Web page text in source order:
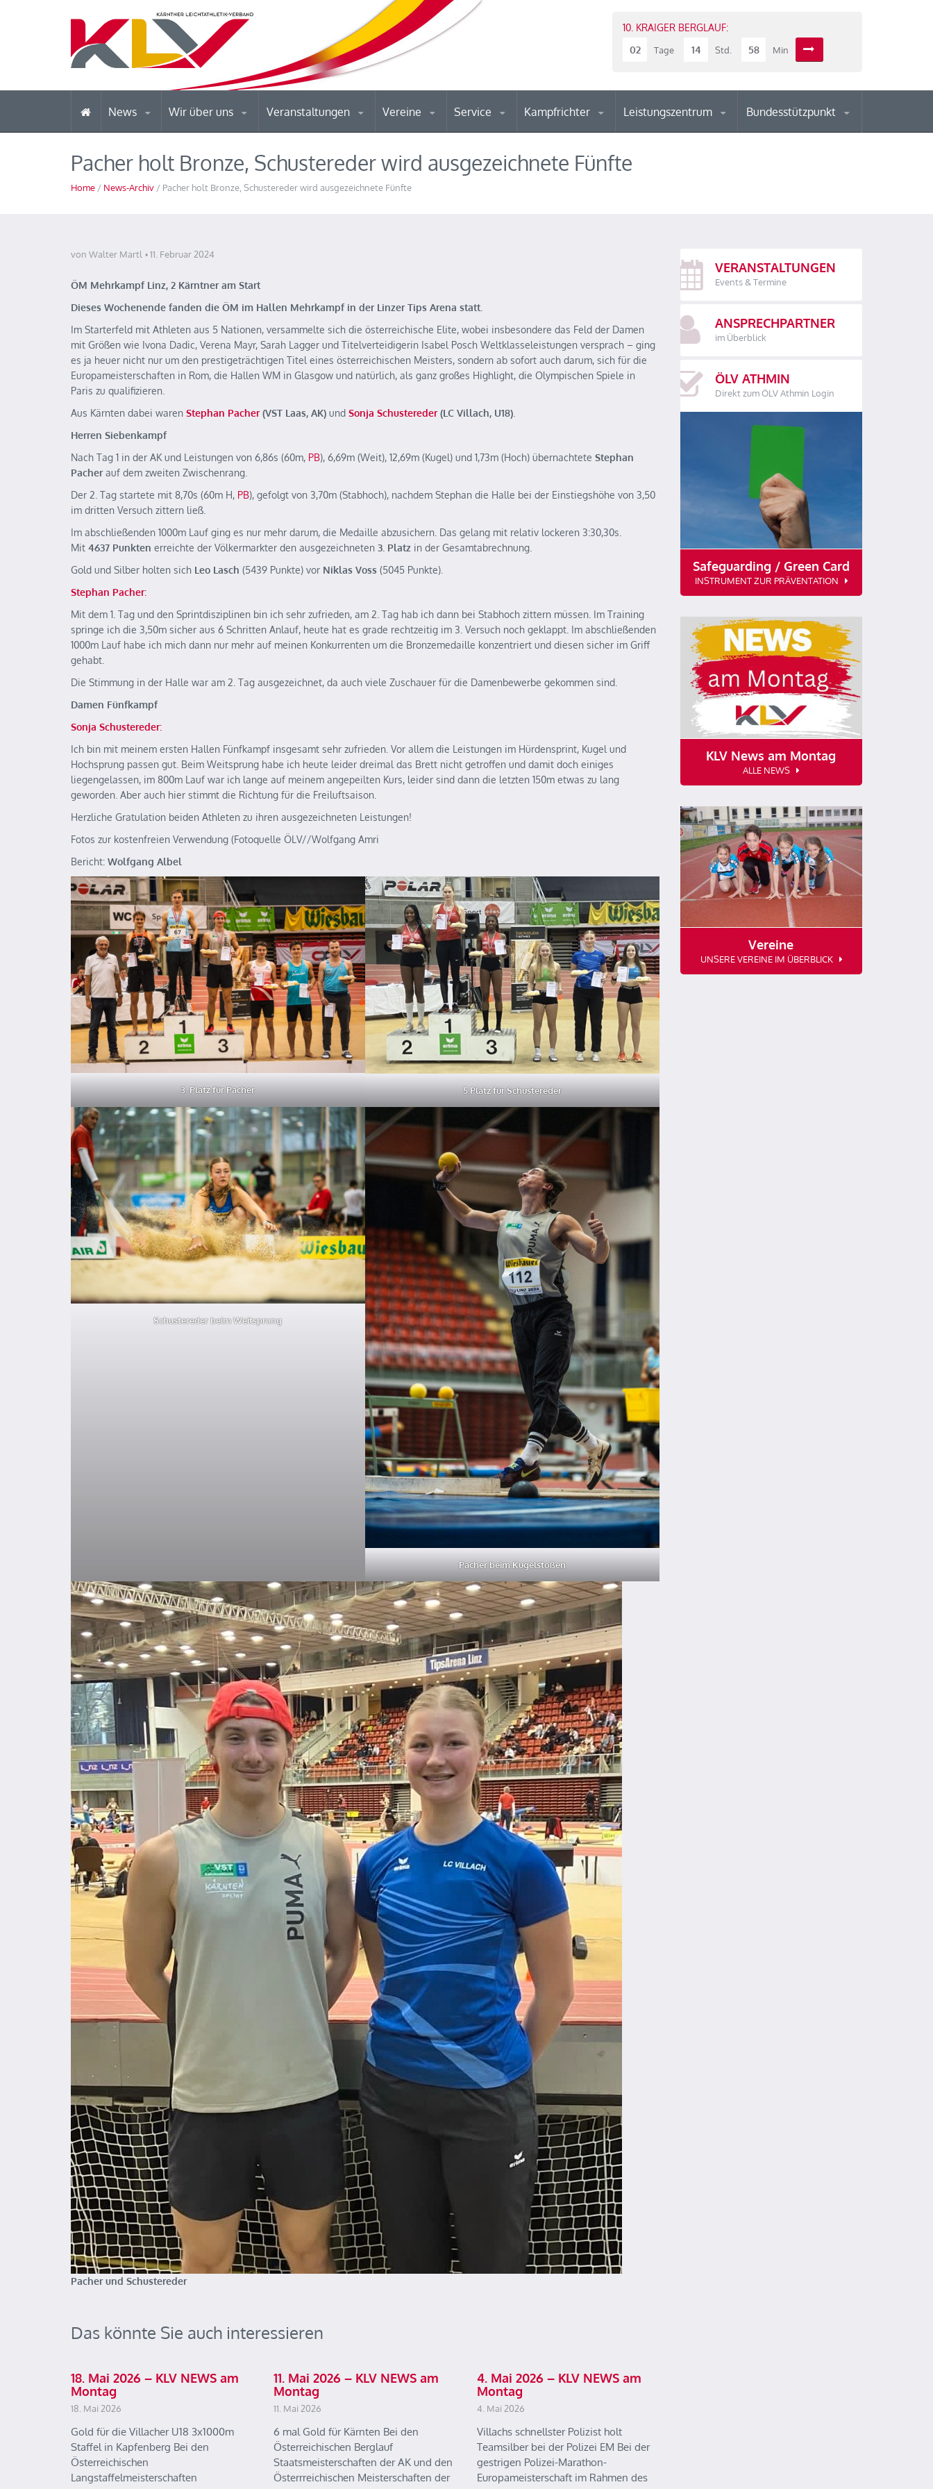
10. KRAIGER BERGLAUF:
02
Tage 14 Std. 58 Min
News Wir über uns Veranstaltungen Vereine Service Kampfrichter Leistungszentrum Bundesstützpunkt
Pacher holt Bronze, Schustereder wird ausgezeichnete Fünfte
Home / News-Archiv / Pacher holt Bronze, Schustereder wird ausgezeichnete Fünfte
von Walter Martl 11. Februar 2024
ÖM Mehrkampf Linz, 2 Kärntner am Start
Dieses Wochenende fanden die ÖM im Hallen Mehrkampf in der Linzer Tips Arena statt.
Im Starterfeld mit Athleten aus 5 Nationen, versammelte sich die österreichische Elite, wobei insbesondere das Feld der Damen
mit Größen wie Ivona Dadic, Verena Mayr, Sarah Lagger und Titelverteidigerin Isabel Posch Weltklasseleistungen versprach – ging
es ja heuer nicht nur um den prestigeträchtigen Titel eines österreichischen Meisters, sondern ab sofort auch darum, sich für die
Europameisterschaften in Rom, die Hallen WM in Glasgow und natürlich, als ganz großes Highlight, die Olympischen Spiele in
Paris zu qualifizieren.
Aus Kärnten dabei waren Stephan Pacher(VST Laas, AK) und Sonja Schustereder(LC Villach, U18)
Herren Siebenkampf
Nach Tag 1 in der AK und Leistungen von 6,86s (60m, PB), 6,69m (Weit), 12,69m (Kugel) und 1,73m (Hoch) übernachtete Stephan
Pacherauf dem zweiten Zwischenrang.
Der 2. Tag startete mit 8,70s (60m H, PB), gefolgt von 3,70m (Stabhoch), nachdem Stephan die Halle bei der Einstiegshöhe von 3,50
im dritten Versuch zittern ließ.
Im abschließenden 1000m Lauf ging es nur mehr darum, die Medaille abzusichern. Das gelang mit relativ lockeren 3:30,30s.
Mit 4637 Punkten erreichte der Völkermarkter den ausgezeichneten 3. Platz in der Gesamtabrechnung.
Gold und Silber holten sich Leo Lasch (5439 Punkte) vor Niklas Voss (5045 Punkte).
Stephan Pacher:
Mit dem 1. Tag und den Sprintdisziplinen bin ich sehr zufrieden, am 2. Tag hab ich dann bei Stabhoch zittern müssen. Im Training
springe ich die 3,50m sicher aus 6 Schritten Anlauf, heute hat es grade rechtzeitig im 3. Versuch noch geklappt. Im abschließenden
1000m Lauf habe ich mich dann nur mehr auf meinen Konkurrenten um die Bronzemedaille konzentriert und diesen sicher im Griff
gehabt.
Die Stimmung in der Halle war am 2. Tag ausgezeichnet, da auch viele Zuschauer für die Damenbewerbe gekommen sind.
Damen Fünfkampf
Sonja Schustereder:
Ich bin mit meinem ersten Hallen Fünfkampf insgesamt sehr zufrieden. Vor allem die Leistungen im Hürdensprint, Kugel und
Hochsprung passen gut. Beim Weitsprung habe ich heute leider dreimal das Brett nicht getroffen und damit doch einiges
liegengelassen, im 800m Lauf war ich lange auf meinem angepeilten Kurs, leider sind dann die letzten 150m etwas zu lang
geworden. Aber auch hier stimmt die Richtung für die Freiluftsaison.
Herzliche Gratulation beiden Athleten zu ihren ausgezeichneten Leistungen!
Fotos zur kostenfreien Verwendung (Fotoquelle ÖLV//Wolfgang Amri
Bericht: Wolfgang Albel
3. Platz für Pacher 5.Platz für Schustereder
Schustereder beim Weitsprung
Pacher beim Kugelstoßen
Pacher und Schustereder
Das könnte Sie auch interessieren
18. Mai 2026 – KLV NEWS am
Montag
18. Mai 2026
Gold für die Villacher U18 3x1000m
Staffel in Kapfenberg Bei den
Österreichischen
Langstaffelmeisterschaften
11. Mai 2026 – KLV NEWS am
Montag
11. Mai 2026
6 mal Gold für Kärnten Bei den
Österreichischen Berglauf
Staatsmeisterschaften der AK und den
Österrreichischen Meisterschaften der
4. Mai 2026 – KLV NEWS am
Montag
4. Mai 2026
Villachs schnellster Polizist holt
Teamsilber bei der Polizei EM Bei der
gestrigen Polizei-Marathon-
Europameisterschaft im Rahmen des
VERANSTALTUNGEN
Events & Termine
ANSPRECHPARTNER
im Überblick
ÖLV ATHMIN
Direkt zum ÖLV Athmin Login
Safeguarding / Green Card
INSTRUMENT ZUR PRÄVENTATION
KLV News am Montag
ALLE NEWS
Vereine
UNSERE VEREINE IM ÜBERBLICK